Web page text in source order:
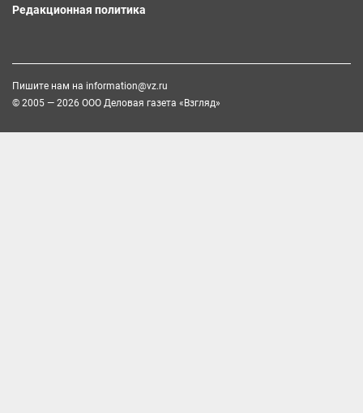
Редакционная политика
Пишите нам на information@vz.ru
© 2005 — 2026 ООО Деловая газета «Взгляд»